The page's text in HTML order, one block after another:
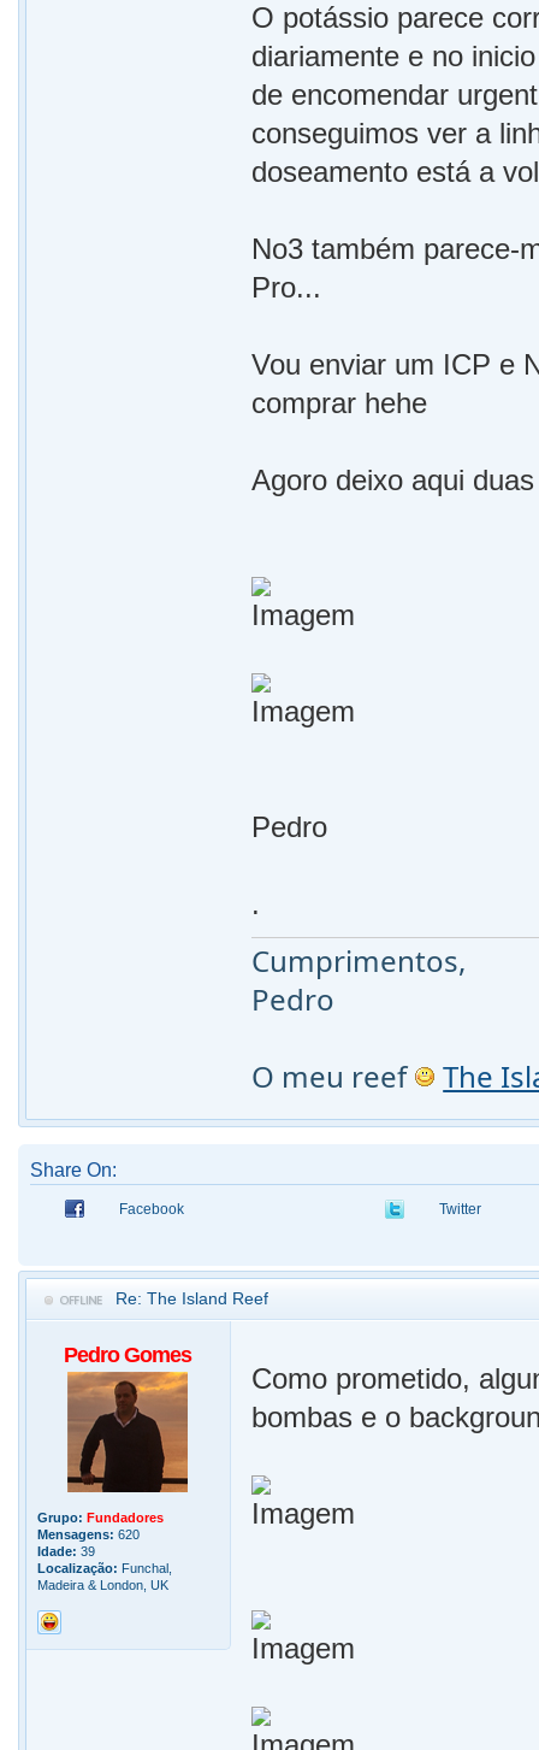
O potássio parece
diariamente e no
de encomendar
conseguimos ver a
doseamento está a
No3 também parece-
Pro...
Vou enviar um ICP e
comprar hehe
Agoro deixo aqui
Pedro
.
Cumprimentos,
Pedro
O meu reef
The
Share On:
Facebook Twitter
Re: The Island Reef
Pedro Gomes
Grupo: Fundadores
Mensagens: 620
Idade: 39
Localização: Funchal,
Madeira & London, UK
Como prometido,
bombas e o